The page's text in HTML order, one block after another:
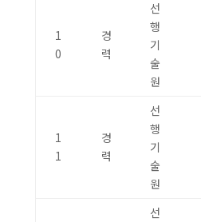
1
0
경
력
선
행
기
술
원
1
1
경
력
선
행
기
술
원
선